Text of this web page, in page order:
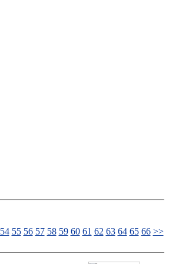
54 55 56 57 58 59 60 61 62 63 64 65 66 >>